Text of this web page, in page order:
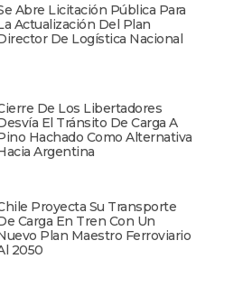
Abre Licitación Pública Para
Actualización Del Plan
De Logística Nacional
De Los Libertadores
El Tránsito De Carga A
Hachado Como Alternativa
Argentina
Proyecta Su Transporte
Carga En Tren Con Un
Plan Maestro Ferroviario
2050